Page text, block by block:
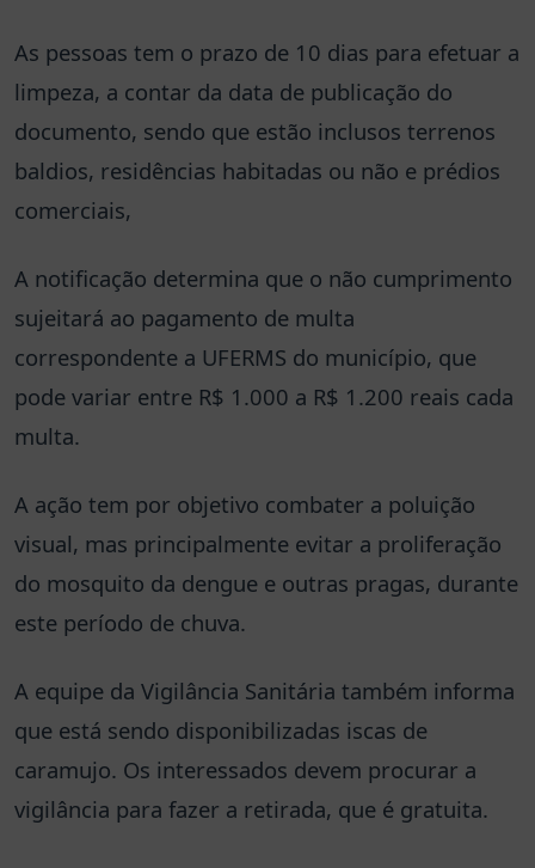
As pessoas tem o prazo de 10 dias para efetuar a
limpeza, a contar da data de publicação do
documento, sendo que estão inclusos terrenos
baldios, residências habitadas ou não e prédios
comerciais,
A notificação determina que o não cumprimento
sujeitará ao pagamento de multa
correspondente a UFERMS do município, que
pode variar entre R$ 1.000 a R$ 1.200 reais cada
multa.
A ação tem por objetivo combater a poluição
visual, mas principalmente evitar a proliferação
do mosquito da dengue e outras pragas, durante
este período de chuva.
A equipe da Vigilância Sanitária também informa
que está sendo disponibilizadas iscas de
caramujo. Os interessados devem procurar a
vigilância para fazer a retirada, que é gratuita.